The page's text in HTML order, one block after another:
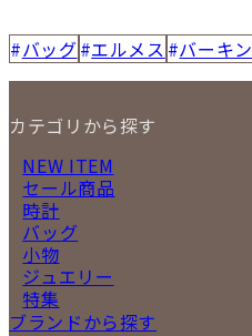
バッグ エルメス バーキン
カテゴリから探す
NEW ITEM
セール商品
時計
バッグ
小物
ジュエリー
特集
ブランドから探す